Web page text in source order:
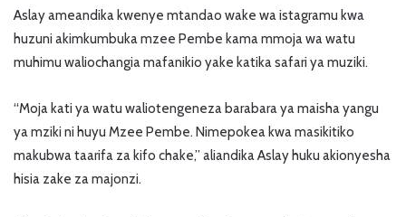
Aslay ameandika kwenye mtandao wake wa istagramu kwa
huzuni akimkumbuka mzee Pembe kama mmoja wa watu
muhimu waliochangia mafanikio yake katika safari ya muziki.
“Moja kati ya watu waliotengeneza barabara ya maisha yangu
ya mziki ni huyu Mzee Pembe. Nimepokea kwa masikitiko
makubwa taarifa za kifo chake,” aliandika Aslay huku akionyesha
hisia zake za majonzi.